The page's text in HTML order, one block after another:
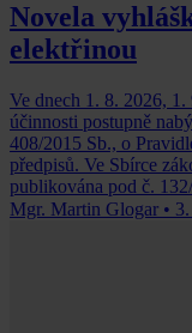
Novela
elektřinou
Ve dnech 1. 8. 2026,
účinnosti postupně
408/2015 Sb., o
předpisů. Ve Sbírce
publikována pod č.
Mgr. Martin Glogar •